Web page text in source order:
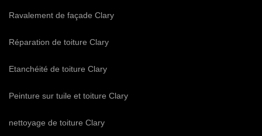
Ravalement de façade Clary
Réparation de toiture Clary
Etanchéité de toiture Clary
Peinture sur tuile et toiture Clary
nettoyage de toiture Clary